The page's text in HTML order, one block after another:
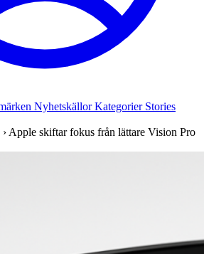
NyhetskällorKategorier Stories
› Apple skiftar fokus från lättare Vision Pro